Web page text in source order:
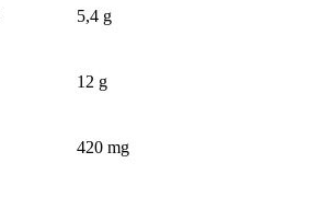
5,4 g
12 g
420 mg